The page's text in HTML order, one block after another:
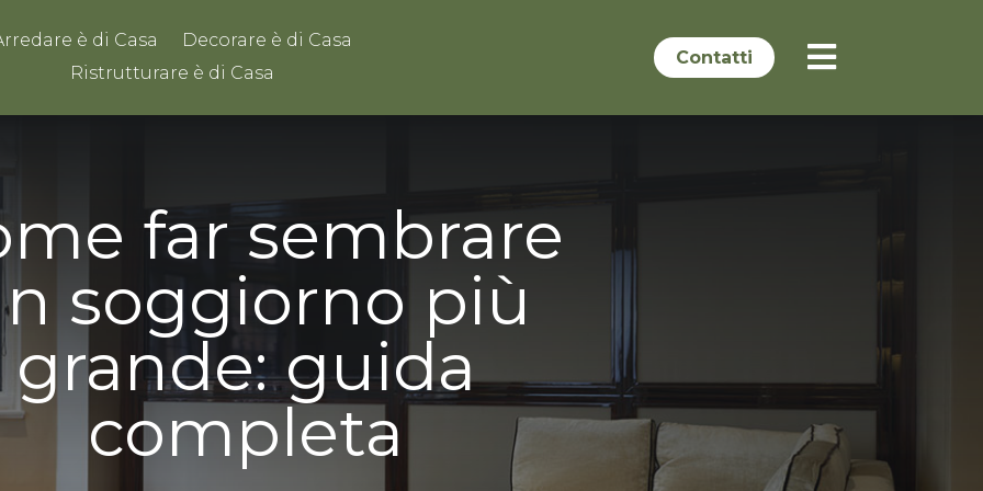
è di Casa
Decorare è di Casa
Ristrutturare è di Casa
Contatti 
far sembrare
soggiorno più
grande: guida
completa